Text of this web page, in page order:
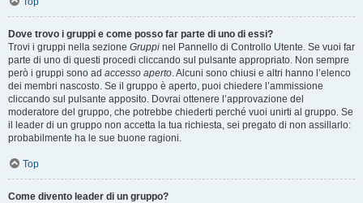
Dove trovo i gruppi e come posso far parte di uno di essi?
Trovi i gruppi nella sezione Gruppi nel Pannello di Controllo Utente. Se vuoi far
parte di uno di questi procedi cliccando sul pulsante appropriato. Non sempre
però i gruppi sono ad accesso aperto. Alcuni sono chiusi e altri hanno l’elenco
dei membri nascosto. Se il gruppo è aperto, puoi chiedere l’ammissione
cliccando sul pulsante apposito. Dovrai ottenere l’approvazione del
moderatore del gruppo, che potrebbe chiederti perché vuoi unirti al gruppo. Se
il leader di un gruppo non accetta la tua richiesta, sei pregato di non assillarlo:
probabilmente ha le sue buone ragioni.
Top
Come divento leader di un gruppo?